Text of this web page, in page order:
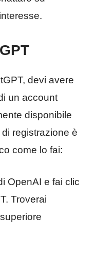
devi avere
un account
disponibile
registrazione è
come lo fai:
OpenAI e fai clic
Troverai